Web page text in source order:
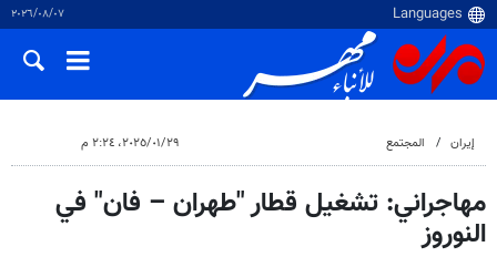
٠٧‏/٠٨‏/٢٠٢٦
إيران المجتمع ٢٩‏/٠١‏/٢٠٢٥، ٢:٢٤ م
مهاجراني: تشغيل قطار "طهران – فان" في
النوروز